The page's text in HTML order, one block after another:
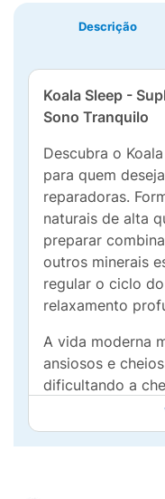
Descrição
Koala Sleep -
Sono Tranquilo
Descubra o
para quem
reparadoras.
naturais de alta
preparar
outros minerais
regular o ciclo
relaxamento
A vida moderna
ansiosos e
dificultando a
Koala Sleep,
e preparar seu
tranquila. Basta